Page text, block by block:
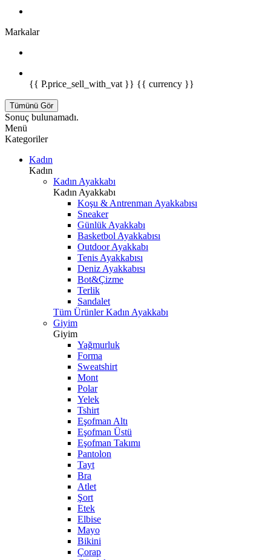
Markalar
{{ P.price_sell_with_vat }} {{ currency }}
Tümünü Gör
Sonuç bulunamadı.
Menü
Kategoriler
Kadın
Kadın
Kadın Ayakkabı
Kadın Ayakkabı
Koşu & Antrenman Ayakkabısı
Sneaker
Günlük Ayakkabı
Basketbol Ayakkabısı
Outdoor Ayakkabı
Tenis Ayakkabısı
Deniz Ayakkabısı
Bot&Çizme
Terlik
Sandalet
Tüm Ürünler Kadın Ayakkabı
Giyim
Giyim
Yağmurluk
Forma
Sweatshirt
Mont
Polar
Yelek
Tshirt
Eşofman Altı
Eşofman Üstü
Eşofman Takımı
Pantolon
Tayt
Bra
Atlet
Şort
Etek
Elbise
Mayo
Bikini
Çorap